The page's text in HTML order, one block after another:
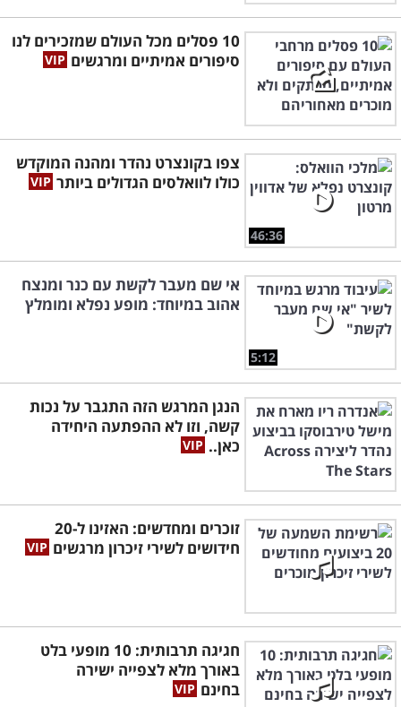
10 פסלים מכל העולם שמזכירים לנו
סיפורים אמיתיים ומרגשים
46:36
צפו בקונצרט נהדר ומהנה המוקדש
כולו לוואלסים הגדולים ביותר
5:12
אי שם מעבר לקשת עם כנר ומנצח
אהוב במיוחד: מופע נפלא ומומלץ
הנגן המרגש הזה התגבר על נכות
קשה, וזו לא ההפתעה היחידה
כאן..
זוכרים ומחדשים: האזינו ל-20
חידושים לשירי זיכרון מרגשים
חגיגה תרבותית: 10 מופעי בלט
באורך מלא לצפייה ישירה
בחינם